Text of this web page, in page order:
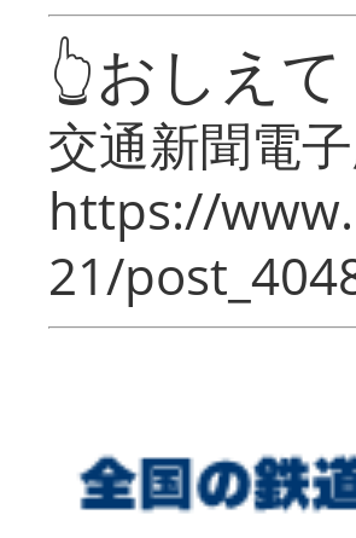
👆おしえ
交通新聞電
https://
21/